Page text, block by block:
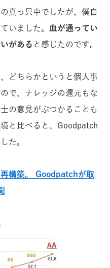
真っ只中でしたが、僕自
いました。
血が通ってい
がある と感じたのです。
どちらかというと個人事
で、ナレッジの還元もな
の意見がぶつかることも
と比べると、Goodpatch
た。
構築。 Goodpatchが取